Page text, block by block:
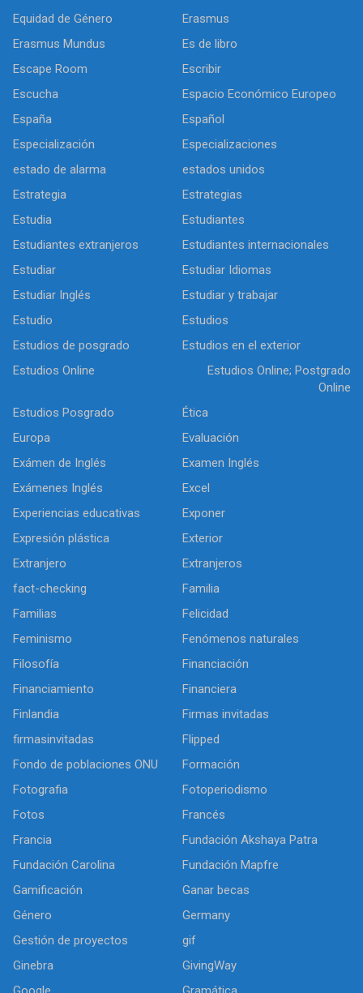
Equidad de Género
Erasmus
Erasmus Mundus
Es de libro
Escape Room
Escribir
Escucha
Espacio Económico Europeo
España
Español
Especialización
Especializaciones
estado de alarma
estados unidos
Estrategia
Estrategias
Estudia
Estudiantes
Estudiantes extranjeros
Estudiantes internacionales
Estudiar
Estudiar Idiomas
Estudiar Inglés
Estudiar y trabajar
Estudio
Estudios
Estudios de posgrado
Estudios en el exterior
Estudios Online
Estudios Online; Postgrado
Online
Estudios Posgrado
Ética
Europa
Evaluación
Exámen de Inglés
Examen Inglés
Exámenes Inglés
Excel
Experiencias educativas
Exponer
Expresión plástica
Exterior
Extranjero
Extranjeros
fact-checking
Familia
Familias
Felicidad
Feminismo
Fenómenos naturales
Filosofía
Financiación
Financiamiento
Financiera
Finlandia
Firmas invitadas
firmasinvitadas
Flipped
Fondo de poblaciones ONU
Formación
Fotografia
Fotoperiodismo
Fotos
Francés
Francia
Fundación Akshaya Patra
Fundación Carolina
Fundación Mapfre
Gamificación
Ganar becas
Género
Germany
Gestión de proyectos
gif
Ginebra
GivingWay